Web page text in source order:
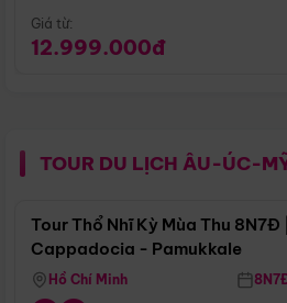
Giá từ:
12.999.000đ
TOUR DU LỊCH ÂU-ÚC-
Tour Thổ Nhĩ Kỳ Mùa Thu
Cappadocia - Pamukkale
Hồ Chí Minh